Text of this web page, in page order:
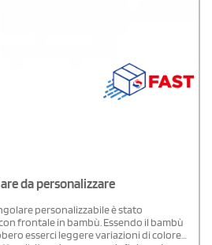
da personalizzare
personalizzabile è stato
frontale in bambù. Essendo il bambù
esserci leggere variazioni di colore